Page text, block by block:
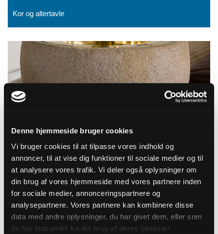
Denne hjemmeside bruger cookies
Vi bruger cookies til at tilpasse vores indhold og
annoncer, til at vise dig funktioner til sociale medier og til
at analysere vores trafik. Vi deler også oplysninger om
din brug af vores hjemmeside med vores partnere inden
for sociale medier, annonceringspartnere og
analysepartnere. Vores partnere kan kombinere disse
data med andre oplysninger, du har givet dem, eller som
de har indsamlet fra din brug af deres tjenester.
Kor og altertavle
Døbefont